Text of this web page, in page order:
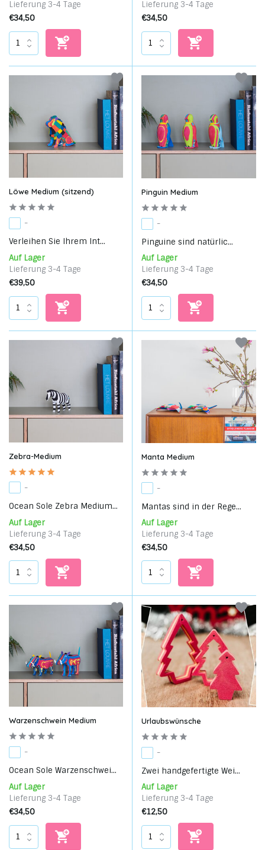
Lieferung 3-4 Tage
€34,50
Lieferung 3-4 Tage
€34,50
Löwe Medium (sitzend)
-
Verleihen Sie Ihrem Int...
Auf Lager
Lieferung 3-4 Tage
€39,50
Pinguin Medium
-
Pinguine sind natürlic...
Auf Lager
Lieferung 3-4 Tage
€34,50
Zebra-Medium
-
Ocean Sole Zebra Medium...
Auf Lager
Lieferung 3-4 Tage
€34,50
Manta Medium
-
Mantas sind in der Rege...
Auf Lager
Lieferung 3-4 Tage
€34,50
Warzenschwein Medium
-
Ocean Sole Warzenschwei...
Auf Lager
Lieferung 3-4 Tage
€34,50
Urlaubswünsche
-
Zwei handgefertigte Wei...
Auf Lager
Lieferung 3-4 Tage
€12,50